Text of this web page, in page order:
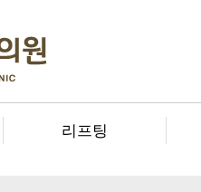
리프팅